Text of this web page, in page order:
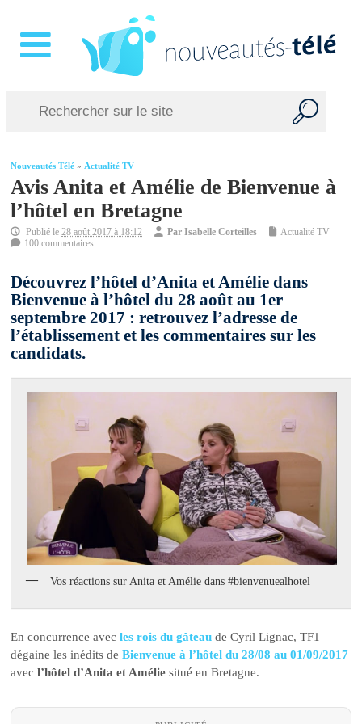
Nouveautés Télé »Actualité TV
Avis Anita et Amélie de Bienvenue à
l’hôtel en Bretagne
Publié le28 août 2017 à 18:12 ParIsabelle Corteilles
Actualité TV
100 commentaires
Découvrez l’hôtel d’Anita et Amélie dans
Bienvenue à l’hôtel du 28 août au 1er
septembre 2017 : retrouvez l’adresse de
l’établissement et les commentaires sur les
candidats.
Vos réactions sur Anita et Amélie dans #bienvenuealhotel
En concurrence avecles rois du gâteaude Cyril Lignac, TF1
dégaine les inédits deBienvenue à l’hôtel du 28/08 au 01/09/2017
avecl’hôtel d’Anita et Amélie situé en Bretagne.